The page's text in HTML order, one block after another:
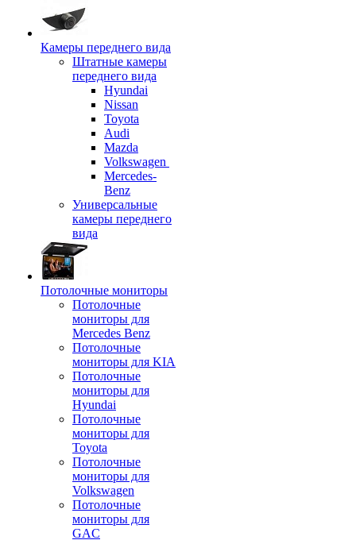
Камеры переднего вида
Штатные камеры
переднего вида
Hyundai
Nissan
Toyota
Audi
Mazda
Volkswagen
Mercedes-
Benz
Универсальные
камеры переднего
вида
Потолочные мониторы
Потолочные
мониторы для
Mercedes Benz
Потолочные
мониторы для KIA
Потолочные
мониторы для
Hyundai
Потолочные
мониторы для
Toyota
Потолочные
мониторы для
Volkswagen
Потолочные
мониторы для
GAC